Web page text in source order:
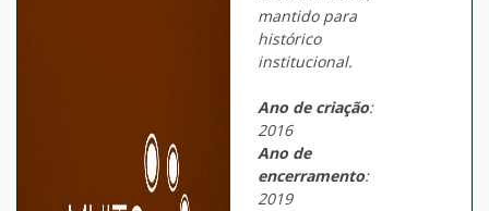
mantido para
histórico
institucional.
Ano de criação:
2016
Ano de
encerramento:
2019